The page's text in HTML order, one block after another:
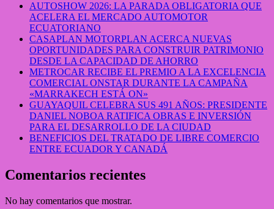
AUTOSHOW 2026: LA PARADA OBLIGATORIA QUE
ACELERA EL MERCADO AUTOMOTOR
ECUATORIANO
CASAPLAN MOTORPLAN ACERCA NUEVAS
OPORTUNIDADES PARA CONSTRUIR PATRIMONIO
DESDE LA CAPACIDAD DE AHORRO
METROCAR RECIBE EL PREMIO A LA EXCELENCIA
COMERCIAL ONSTAR DURANTE LA CAMPAÑA
«MARRAKECH ESTÁ ON»
GUAYAQUIL CELEBRA SUS 491 AÑOS: PRESIDENTE
DANIEL NOBOA RATIFICA OBRAS E INVERSIÓN
PARA EL DESARROLLO DE LA CIUDAD
BENEFICIOS DEL TRATADO DE LIBRE COMERCIO
ENTRE ECUADOR Y CANADÁ
Comentarios recientes
No hay comentarios que mostrar.